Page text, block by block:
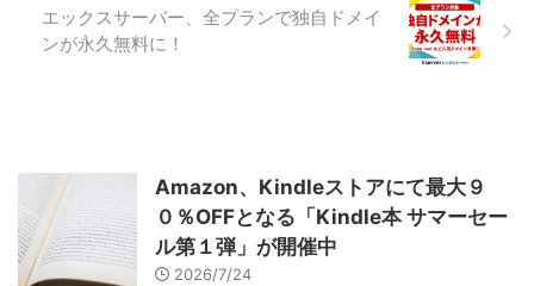
エックスサーバー、全プランで独自ドメイ
ンが永久無料に！
Amazon、Kindleストアにて最大９
０％OFFとなる「Kindle本 サマーセー
ル第１弾」が開催中
2026/7/24